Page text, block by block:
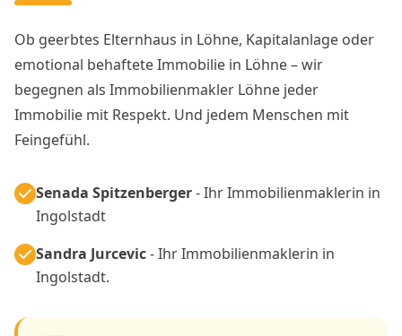
Ob geerbtes Elternhaus in Löhne, Kapitalanlage oder
emotional behaftete Immobilie in Löhne – wir
begegnen als Immobilienmakler Löhne jeder
Immobilie mit Respekt. Und jedem Menschen mit
Feingefühl.
Senada Spitzenberger- Ihr Immobilienmaklerin in
Ingolstadt
Sandra Jurcevic- Ihr Immobilienmaklerin in
Ingolstadt.